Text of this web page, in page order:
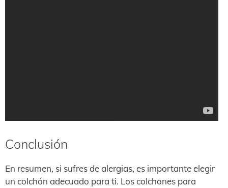
Conclusión
En resumen, si sufres de alergias, es importante elegir
un colchón adecuado para ti. Los colchones para